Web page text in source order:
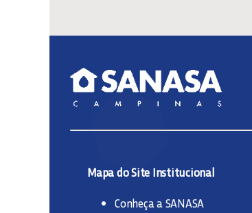
Mapa do Site Institucional
Conheça a SANASA